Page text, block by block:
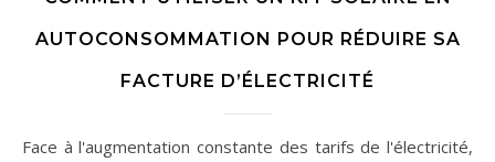
AUTOCONSOMMATION POUR RÉDUIRE SA
FACTURE D’ÉLECTRICITÉ
Face à l'augmentation constante des tarifs de l'électricité,